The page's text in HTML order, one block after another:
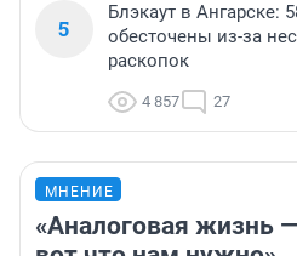
5
Блэкаут в Ангарске:
обесточены из-за
раскопок
4 857 27
МНЕНИЕ
«Аналоговая жизнь